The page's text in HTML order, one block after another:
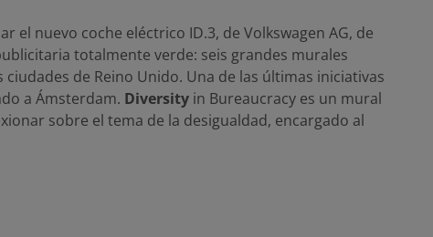
el nuevo coche eléctrico ID.3, de Volkswagen AG, de
totalmente verde: seis grandes murales
de Reino Unido. Una de las últimas iniciativas
a Ámsterdam. Diversity in Bureaucracy es un mural
sobre el tema de la desigualdad, encargado al